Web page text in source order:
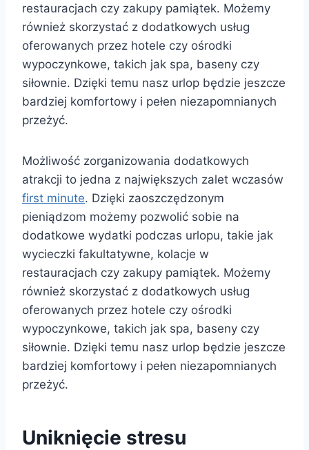
restauracjach czy zakupy pamiątek. Możemy
również skorzystać z dodatkowych usług
oferowanych przez hotele czy ośrodki
wypoczynkowe, takich jak spa, baseny czy
siłownie. Dzięki temu nasz urlop będzie jeszcze
bardziej komfortowy i pełen niezapomnianych
przeżyć.
Możliwość zorganizowania dodatkowych
atrakcji to jedna z największych zalet wczasów
first minute. Dzięki zaoszczędzonym
pieniądzom możemy pozwolić sobie na
dodatkowe wydatki podczas urlopu, takie jak
wycieczki fakultatywne, kolacje w
restauracjach czy zakupy pamiątek. Możemy
również skorzystać z dodatkowych usług
oferowanych przez hotele czy ośrodki
wypoczynkowe, takich jak spa, baseny czy
siłownie. Dzięki temu nasz urlop będzie jeszcze
bardziej komfortowy i pełen niezapomnianych
przeżyć.
Uniknięcie stresu